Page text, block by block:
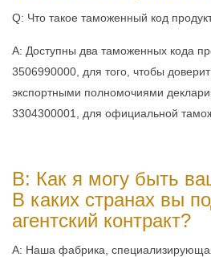
Q: Что такое таможенный код
A: Доступны два таможенных кода
3506990000, для того, чтобы
экспортными полномочиями
3304300001, для официальной
В: Как я могу быть
В каких странах вы
агентский контракт?
A: Наша фабрика,